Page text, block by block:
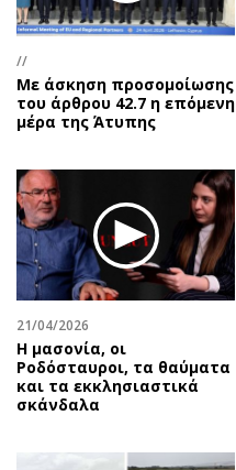
Περιβάλλον
Ελλάδα
Κόσμος
Παράξενα
Πολιτισμός
Σινεμά
Θέατρο-Χορός
Μουσική
Εικαστικά
Βιβλίο
Χειρόγραφα
//
Με άσκηση προσομοίωσης
του άρθρου 42.7 η επόμενη
μέρα της Άτυπης
21/04/2026
Η μασονία, οι
Ροδόσταυροι, τα θαύματα
και τα εκκλησιαστικά
σκάνδαλα